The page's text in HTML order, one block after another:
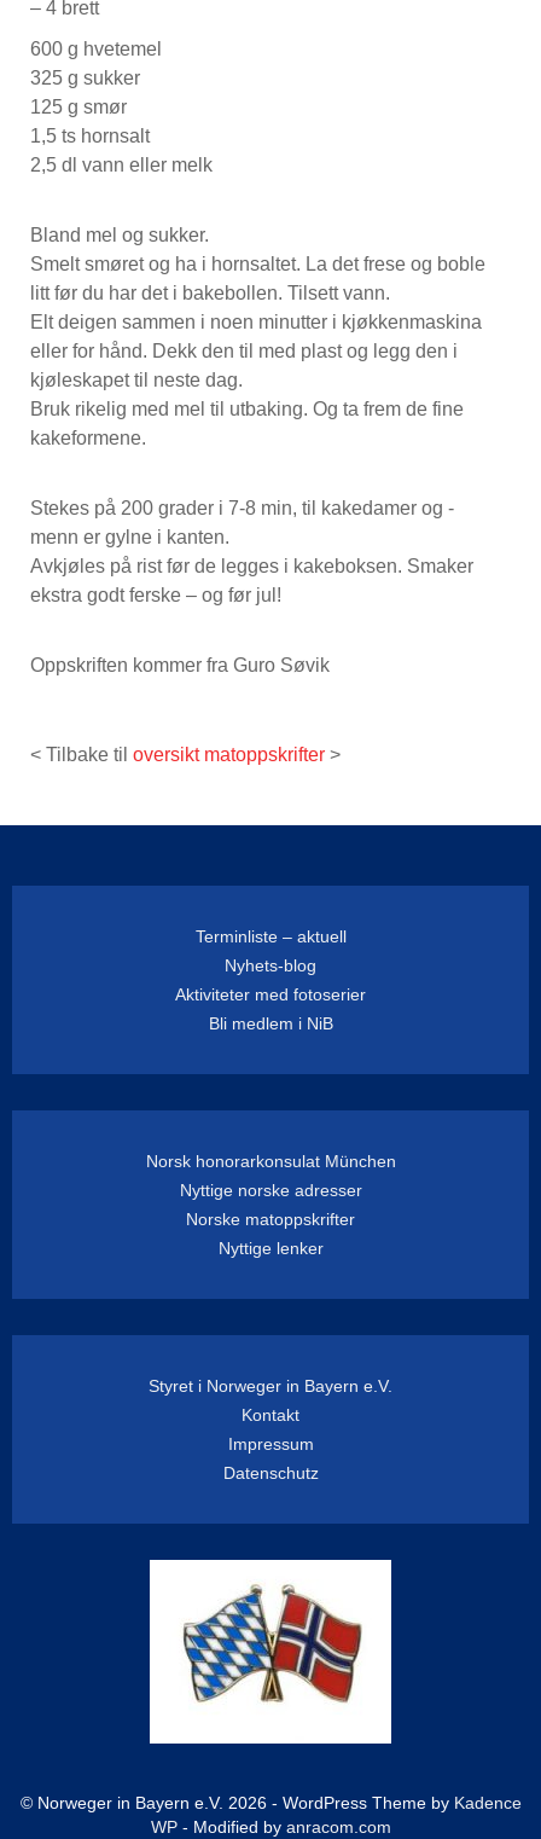
– 4 brett
600 g hvetemel
325 g sukker
125 g smør
1,5 ts hornsalt
2,5 dl vann eller melk
Bland mel og sukker.
Smelt smøret og ha i hornsaltet. La det frese og boble
litt før du har det i bakebollen. Tilsett vann.
Elt deigen sammen i noen minutter i kjøkkenmaskina
eller for hånd. Dekk den til med plast og legg den i
kjøleskapet til neste dag.
Bruk rikelig med mel til utbaking. Og ta frem de fine
kakeformene.
Stekes på 200 grader i 7-8 min, til kakedamer og -
menn er gylne i kanten.
Avkjøles på rist før de legges i kakeboksen. Smaker
ekstra godt ferske – og før jul!
Oppskriften kommer fra Guro Søvik
< Tilbake til oversikt matoppskrifter >
Terminliste – aktuell
Nyhets-blog
Aktiviteter med fotoserier
Bli medlem i NiB
Norsk honorarkonsulat München
Nyttige norske adresser
Norske matoppskrifter
Nyttige lenker
Styret i Norweger in Bayern e.V.
Kontakt
Impressum
Datenschutz
© Norweger in Bayern e.V. 2026 - WordPress Theme by Kadence
WP- Modified by anracom.com